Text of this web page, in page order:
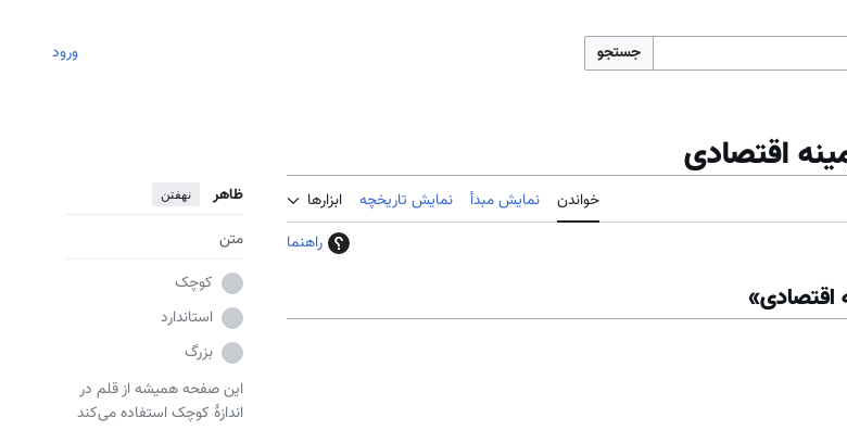
جستجو ورود
اقتصادی
خواندن نمایش مبدأ نمایش تاریخچه ابزارها ظاهر نهفتن
متن
کوچک
استاندارد
بزرگ
این صفحه همیشه از قلم در
اندازهٔ کوچک استفاده می‌کند
راهنما
اقتصادی»